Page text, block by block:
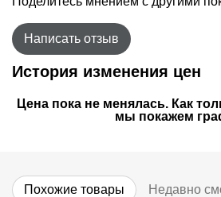
Написать отзыв
История изменения цен
Цена пока не менялась. Как
мы покажем
Похожие товары Недавно